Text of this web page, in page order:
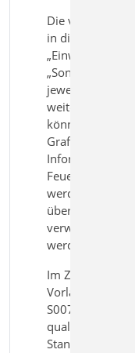
Die
in die Bereiche
„Einwirkungen/
„Sonstiges“
jeweiligen
weiter
können die
Grafiken frei
Informationen
werden
übernommen.
verwendeten
werden.
Im
S007.de auf
qualitativ